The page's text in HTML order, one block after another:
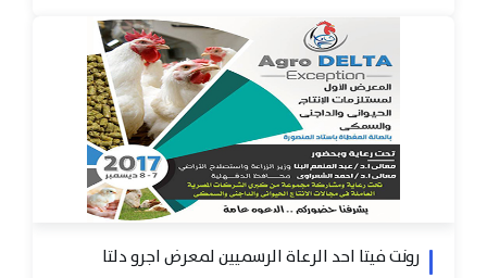
رونت فيتا احد الرعاة الرسميين لمعرض اجرو دلتا